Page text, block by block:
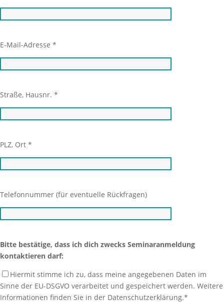
E-Mail-Adresse *
Straße, Hausnr. *
PLZ, Ort *
Telefonnummer (für eventuelle Rückfragen)
Bitte bestätige, dass ich dich zwecks Seminaranmeldung
kontaktieren darf:
Hiermit stimme ich zu, dass meine angegebenen Daten im
Sinne der EU-DSGVO verarbeitet und gespeichert werden. Weitere
Informationen finden Sie in der Datenschutzerklärung.*